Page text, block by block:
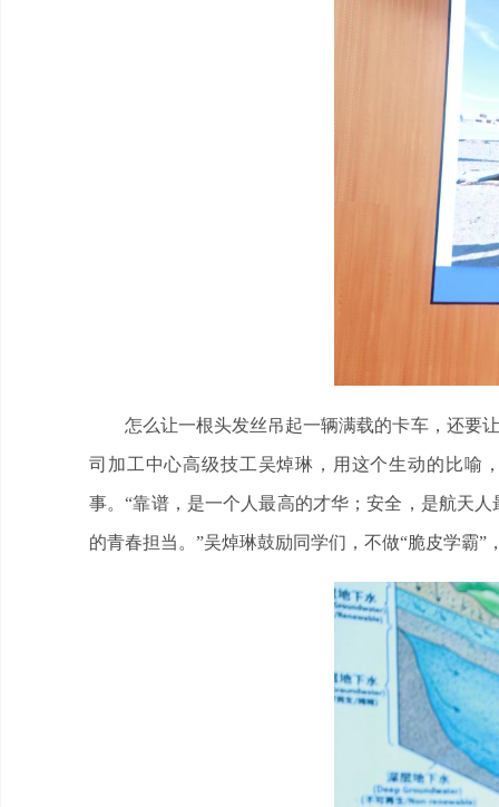
怎么让一根头发丝吊起一辆满载的卡车，还要
司加工中心高级技工吴焯琳，用这个生动的比喻
事。“靠谱，是一个人最高的才华；安全，是航天
的青春担当。”吴焯琳鼓励同学们，不做“脆皮学霸